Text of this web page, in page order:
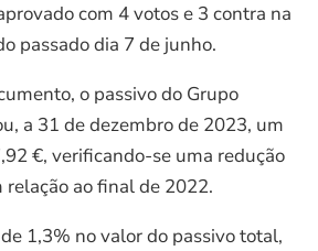
com 4 votos e 3 contra na
passado dia 7 de junho.
o passivo do Grupo
a 31 de dezembro de 2023, um
€, verificando-se uma redução
ao final de 2022.
1,3% no valor do passivo total,